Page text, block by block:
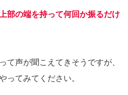
部の端を持って何回か振るだけ
て声が聞こえてきそうですが、
ってみてください。